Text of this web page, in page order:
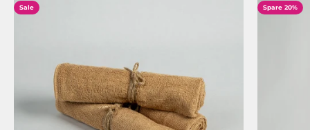
Sale Spare 20%